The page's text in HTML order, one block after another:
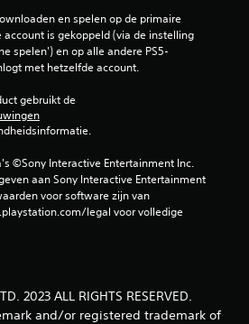
en spelen op de primaire
account is gekoppeld (via de instelling
spelen') en op alle andere PS5-
met hetzelfde account.
gebruikt de
©Sony Interactive Entertainment Inc.
aan Sony Interactive Entertainment
voor software zijn van
legal voor volledige
2023 ALL RIGHTS RESERVED.
and/or registered trademark of